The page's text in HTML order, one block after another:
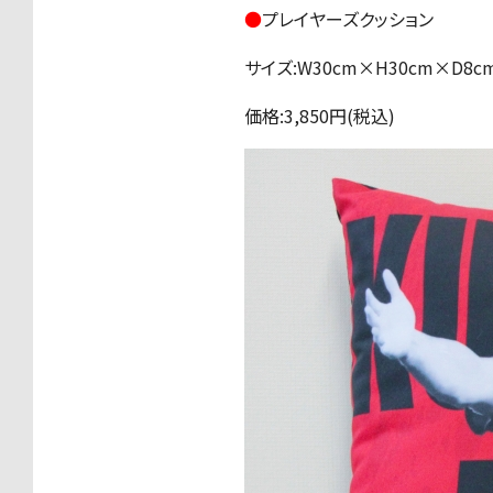
●プレイヤーズクッション
サイズ
価格:3,850円(税込)